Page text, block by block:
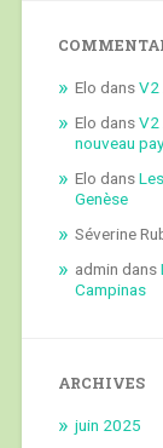
Elo dansV2
Elo dansV2
nouveau
Elo dans
Genèse
Séverine
admin dans
Campinas
ARCHIVES
juin 2025